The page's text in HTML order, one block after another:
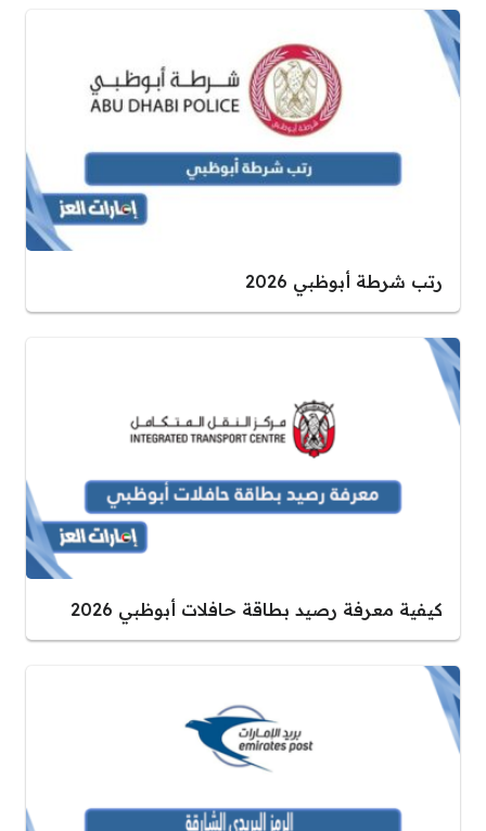
رتب شرطة أبوظبي 2026
كيفية معرفة رصيد بطاقة حافلات أبوظبي 2026